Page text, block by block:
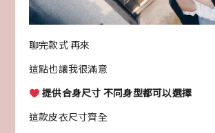
聊完款式 再來
這點也讓我很滿意
提供合身尺寸 不同身型都可以選擇
這款皮衣尺寸齊全